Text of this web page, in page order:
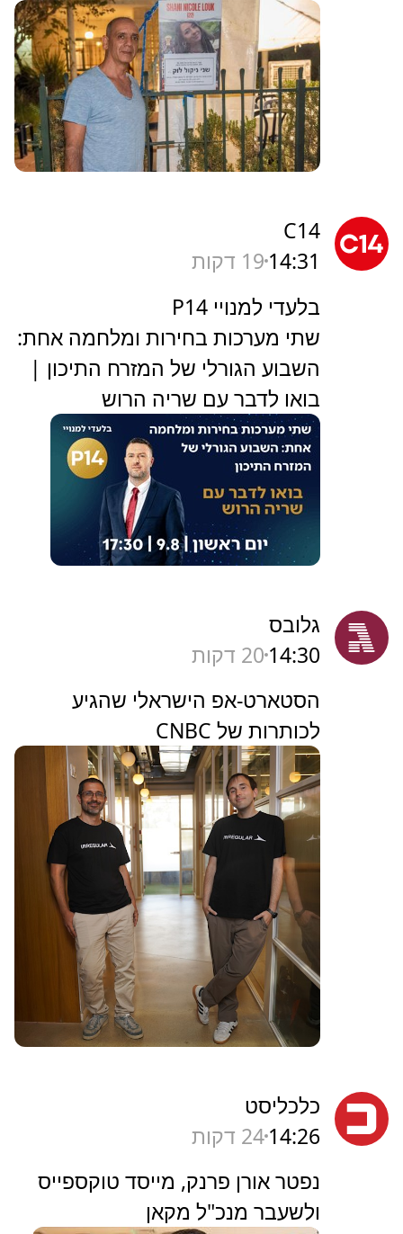
C14
14:31 19 דקות
בלעדי למנויי P14
שתי מערכות בחירות ומלחמה אחת:
השבוע הגורלי של המזרח התיכון |
בואו לדבר עם שריה הרוש
גלובס
14:30 20 דקות
הסטארט-אפ הישראלי שהגיע
לכותרות של CNBC
כלכליסט
14:2624 דקות
נפטר אורן פרנק, מייסד טוקספייס
ולשעבר מנכ"ל מקאן